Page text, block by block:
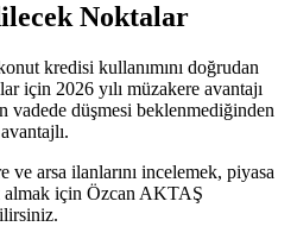
Noktalar
kredisi kullanımını doğrudan
için 2026 yılı müzakere avantajı
vadede düşmesi beklenmediğinden
ve arsa ilanlarını incelemek, piyasa
almak için Özcan AKTAŞ